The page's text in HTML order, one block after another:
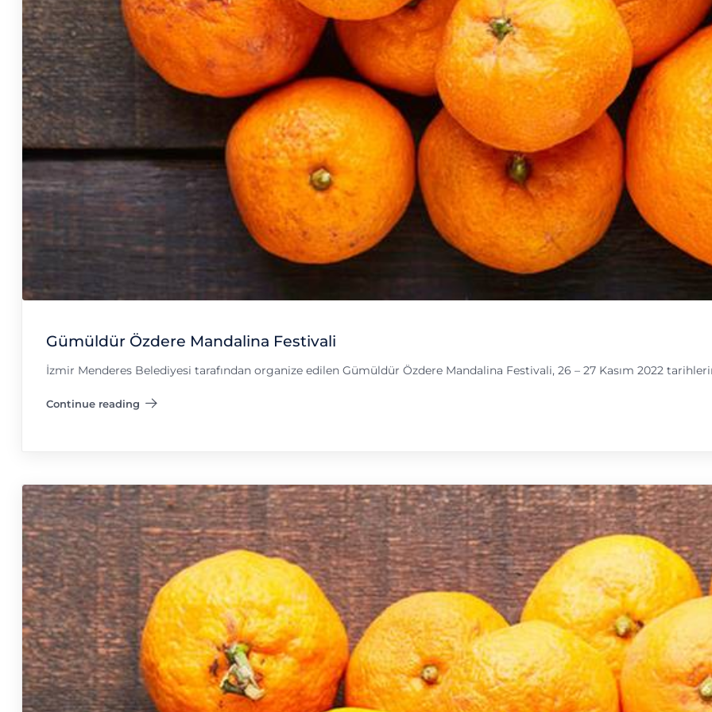
Gümüldür Özdere Mandalina Festivali
İzmir Menderes Belediyesi tarafından organize edilen Gümüldür Özdere Mandalina Festivali, 26 – 27 Kasım 2022
Continue reading
"Gümüldür Özdere Mandalina Festivali"